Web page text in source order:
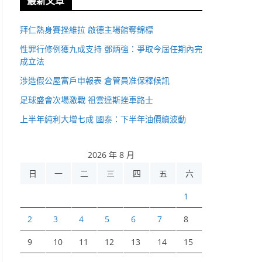
拜仁熱身賽挫維拉 啟德主場館奪錦標
性罪行修例獲九成支持 鄧炳強：爭取今屆任期內完
成立法
涉造假公屋富戶申報表 倉管員准保釋候訊
足球盛會次場激戰 祖雲達斯挫車路士
上半年純利大增七成 國泰：下半年油價續波動
2026 年 8 月
日
一 二 三 四 五 六
1
2 3 4 5 6 7 8
9 10 11 12 13 14 15